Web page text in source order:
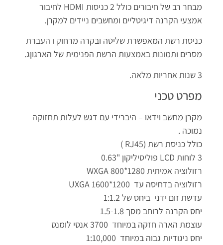
מבחר רב של חיבורים כולל 2 כניסות HDMI לחיבור
אמצעי הקרנה דיגיטליים ומחשבים ניידים למקרן.
כניסת רשת המאפשרת שליטה ובקרה מרחוק ו העברת
מסרים ותמונות באמצעות הרשת הפנימית של הארגוןג.
3 שנות אחריות מלאה.
מפרט טכני
מקרן מחשב וידאו – היברידי עם דגש לעלות תחזוקה
נמוכה .
כולל כניסת רשת (RJ45 )
3 לוחות LCD פוליסיליקון "0.63
רזולוציה אמיתית 1280*800 WXGA
רזולוציה בדחיסה עד 1200*1600 UXGA
עדשת זום ידני ביחס של 1:1.2
יחס הקרנה לרוחב מסך 1.5-1.8
עוצמת הארה חזקה במיוחד 3700 אנסי לומנס
יחס ניגודיות גבוה במיוחד 1:10,000